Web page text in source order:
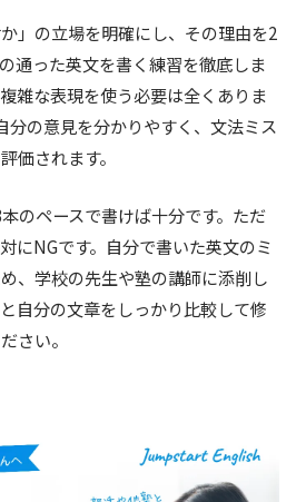
」の立場を明確にし、その理由を2
通った英文を書く練習を徹底しま
雑な表現を使う必要は全くありま
分の意見を分かりやすく、文法ミス
価されます。
のペースで書けば十分です。ただ
にNGです。自分で書いた英文のミ
、学校の先生や塾の講師に添削し
自分の文章をしっかり比較して修
さい。